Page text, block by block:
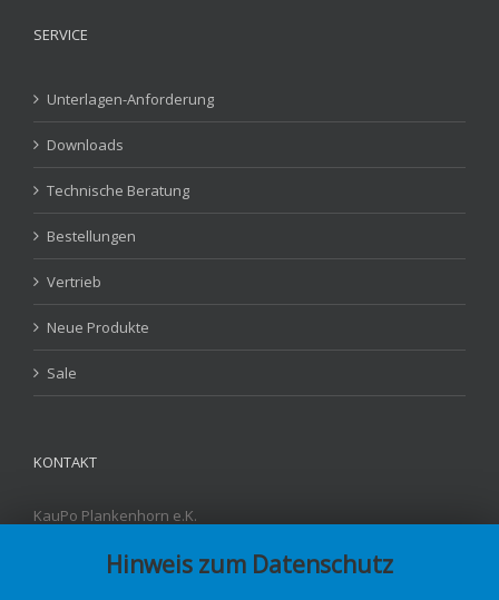
SERVICE
Unterlagen-Anforderung
Downloads
Technische Beratung
Bestellungen
Vertrieb
Neue Produkte
Sale
KONTAKT
KauPo Plankenhorn e.K.
D - 78549 Spaichingen
Hinweis zum Datenschutz